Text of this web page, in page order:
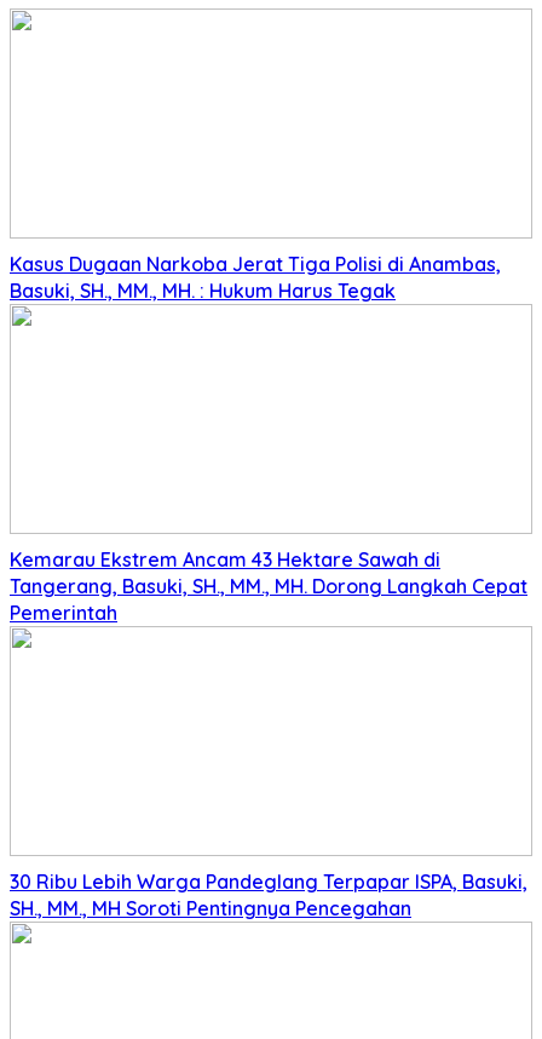
Kasus Dugaan Narkoba Jerat Tiga Polisi di Anambas,
Basuki, SH., MM., MH. : Hukum Harus Tegak
Kemarau Ekstrem Ancam 43 Hektare Sawah di
Tangerang, Basuki, SH., MM., MH. Dorong Langkah Cepat
Pemerintah
30 Ribu Lebih Warga Pandeglang Terpapar ISPA, Basuki,
SH., MM., MH Soroti Pentingnya Pencegahan